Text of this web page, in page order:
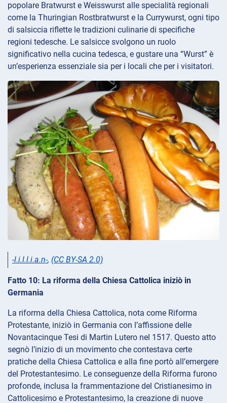
popolare Bratwurst e Weisswurst alle specialità regionali
come la Thuringian Rostbratwurst e la Currywurst, ogni tipo
di salsiccia riflette le tradizioni culinarie di specifiche
regioni tedesche. Le salsicce svolgono un ruolo
significativo nella cucina tedesca, e gustare una “Wurst” è
un’esperienza essenziale sia per i locali che per i visitatori.
-l.i.l.l.i.a.n-, (CC BY-SA 2.0)
Fatto 10: La riforma della Chiesa Cattolica iniziò in
Germania
La riforma della Chiesa Cattolica, nota come Riforma
Protestante, iniziò in Germania con l’affissione delle
Novantacinque Tesi di Martin Lutero nel 1517. Questo atto
segnò l’inizio di un movimento che contestava certe
pratiche della Chiesa Cattolica e alla fine portò all’emergere
del Protestantesimo. Le conseguenze della Riforma furono
profonde, inclusa la frammentazione del Cristianesimo in
Cattolicesimo e Protestantesimo, la creazione di nuove